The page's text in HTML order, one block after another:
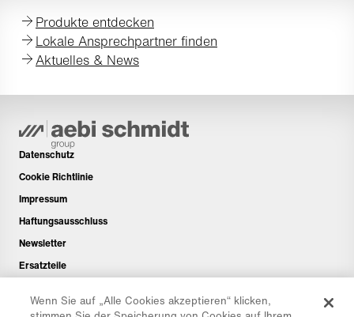
Produkte entdecken
Lokale Ansprechpartner finden
Aktuelles & News
Datenschutz
Cookie Richtlinie
Impressum
Haftungsausschluss
Newsletter
Ersatzteile
CO₂-Rechner
Wenn Sie auf „Alle Cookies akzeptieren“ klicken,